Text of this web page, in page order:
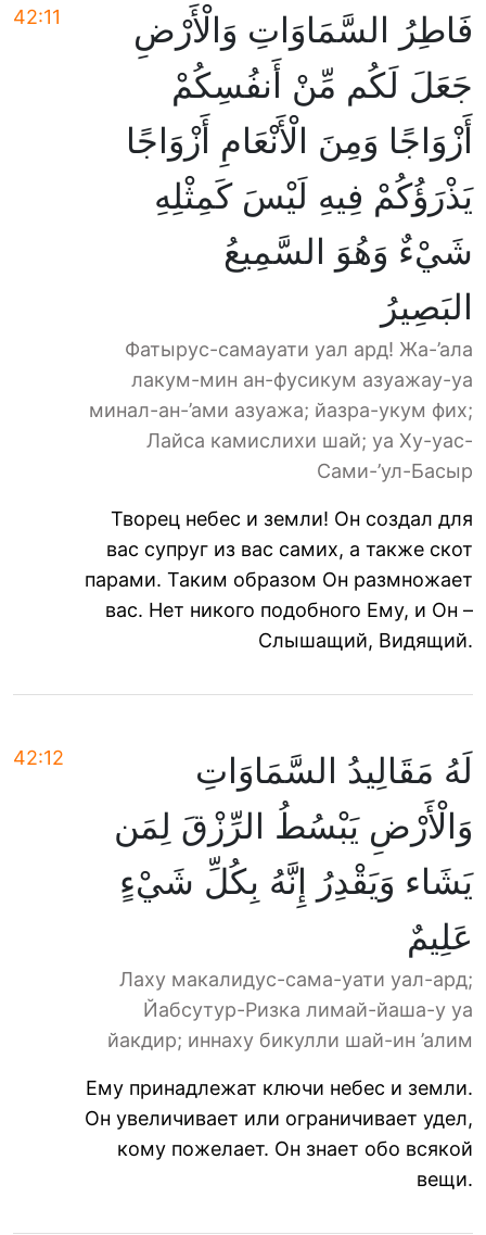
42:11
فَاطِرُ السَّمَاوَاتِ وَالْأَرْضِ
جَعَلَ لَكُم مِّنْ أَنفُسِكُمْ
أَزْوَاجًا وَمِنَ الْأَنْعَامِ أَزْوَاجًا
يَذْرَؤُكُمْ فِيهِ لَيْسَ كَمِثْلِهِ
شَيْءٌ وَهُوَ السَّمِيعُ
البَصِيرُ
Фатырус-самауати уал ард! Жа-’ала
лакум-мин ан-фусикум азуажау-уа
минал-ан-’ами азуажа; йазра-укум фих;
Лайса камислихи шай; уа Ху-уас-
Сами-’ул-Басыр
Творец небес и земли! Он создал для
вас супруг из вас самих, а также скот
парами. Таким образом Он размножает
вас. Нет никого подобного Ему, и Он –
Слышащий, Видящий.
42:12
لَهُ مَقَالِيدُ السَّمَاوَاتِ
وَالْأَرْضِ يَبْسُطُ الرِّزْقَ لِمَن
يَشَاء وَيَقْدِرُ إِنَّهُ بِكُلِّ شَيْءٍ
عَلِيمٌ
Лаху макалидус-сама-уати уал-ард;
Йабсутур-Ризка лимай-йаша-у уа
йакдир; иннаху бикулли шай-ин ’алим
Ему принадлежат ключи небес и земли.
Он увеличивает или ограничивает удел,
кому пожелает. Он знает обо всякой
вещи.